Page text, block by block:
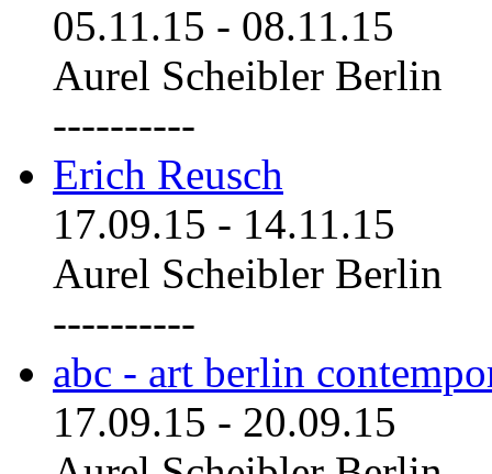
05.11.15 - 08.11.15
Aurel Scheibler Berlin
----------
Erich Reusch
17.09.15 - 14.11.15
Aurel Scheibler Berlin
----------
abc - art berlin
17.09.15 - 20.09.15